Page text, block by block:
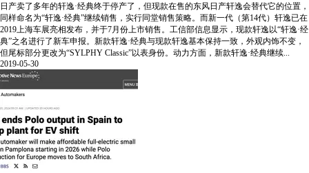
日产卖了多年的轩逸·经典终于停产了，但现款在售的东风日产轩逸会替代它的位置，
同样命名为“轩逸·经典”继续销售，实行同堂销售策略。而新一代（第14代）轩逸已在
2019上海车展亮相发布，并于7月份上市销售。工信部信息显示，现款轩逸以“轩逸·经
典”之名进行了新车申报。新款轩逸·经典与现款轩逸基本保持一致，外观内饰不变，
但尾标部分更改为“SYLPHY Classic”以表身份。动力方面，新款轩逸·经典继续...
2019-05-30